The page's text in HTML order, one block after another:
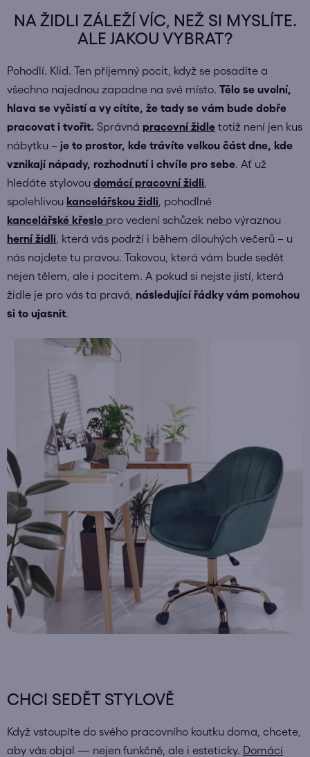
NA ŽIDLI ZÁLEŽÍ VÍC, NEŽ SI MYSLÍTE.
ALE JAKOU VYBRAT?
Pohodlí. Klid. Ten příjemný pocit, když se posadíte a
všechno najednou zapadne na své místo. Tělo se uvolní,
hlava se vyčistí a vy cítíte, že tady se vám bude dobře
pracovat i tvořit. Správná pracovní židle totiž není jen kus
nábytku – je to prostor, kde trávíte velkou část dne, kde
vznikají nápady, rozhodnutí i chvíle pro sebe. Ať už
hledáte stylovou domácí pracovní židli
spolehlivou kancelářskou židli , pohodlné
kancelářské křeslo pro vedení schůzek nebo výraznou
herní židli , která vás podrží i během dlouhých večerů – u
nás najdete tu pravou. Takovou, která vám bude sedět
nejen tělem, ale i pocitem. A pokud si nejste jistí, která
židle je pro vás ta pravá, následující řádky vám pomohou
si to ujasnit.
CHCI SEDĚT STYLOVĚ
Když vstoupíte do svého pracovního koutku doma, chcete,
aby vás objal — nejen funkčně, ale i esteticky. Domácí